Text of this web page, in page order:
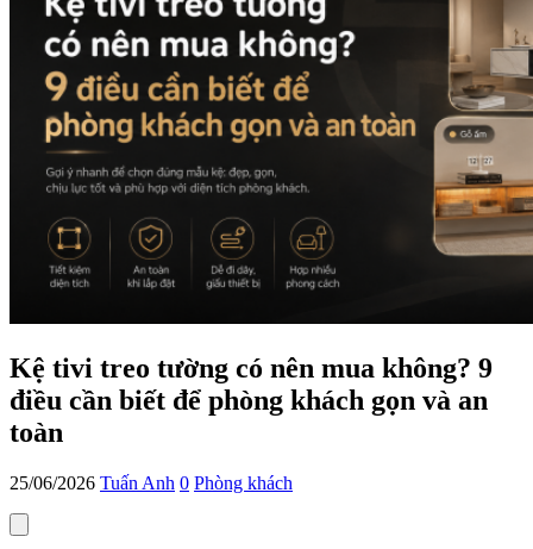
Kệ tivi treo tường có nên mua không? 9
điều cần biết để phòng khách gọn và an
toàn
25/06/2026 Tuấn Anh 0 Phòng khách